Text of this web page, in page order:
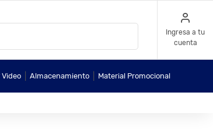
Ingresa a tu
cuenta
Almacenamiento Material Promocional